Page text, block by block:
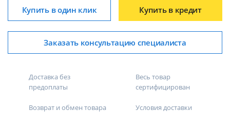
Купить в один клик Купить в кредит
Заказать консультацию специалиста
Доставка без
предоплаты
Весь товар
сертифицирован
Возврат и обмен товара Условия доставки